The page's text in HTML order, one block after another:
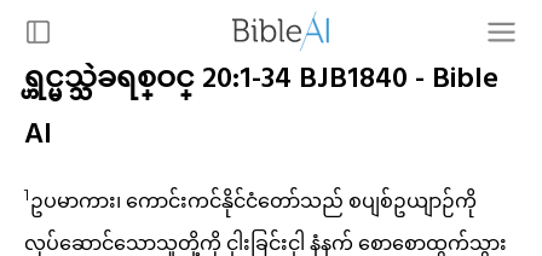
ရ္ဟင္မသ္သဲခရစ္ဝင္ 20:1-34 BJB1840 - Bible
AI
1ဥပမာကား၊ ကောင်းကင်နိုင်ငံတော်သည် စပျစ်ဥယျာဉ်ကို
လုပ်ဆောင်သောသူတို့ကို ငှါးခြင်းငှါ နံနက် စောစောထွက်သွား